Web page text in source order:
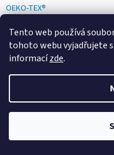
Tento web používá
tohoto webu vyjadřujete
informacízde.
OEKO-TEX®
DŮLEŽITÉ ODKAZY
O nás
Firma roku
FOTO recenze